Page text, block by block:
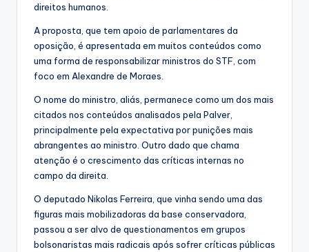
direitos humanos.
A proposta, que tem apoio de parlamentares da
oposição, é apresentada em muitos conteúdos como
uma forma de responsabilizar ministros do STF, com
foco em Alexandre de Moraes.
O nome do ministro, aliás, permanece como um dos mais
citados nos conteúdos analisados pela Palver,
principalmente pela expectativa por punições mais
abrangentes ao ministro. Outro dado que chama
atenção é o crescimento das críticas internas no
campo da direita.
O deputado Nikolas Ferreira, que vinha sendo uma das
figuras mais mobilizadoras da base conservadora,
passou a ser alvo de questionamentos em grupos
bolsonaristas mais radicais após sofrer críticas públicas